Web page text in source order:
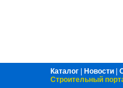
Каталог Новости
Строительный